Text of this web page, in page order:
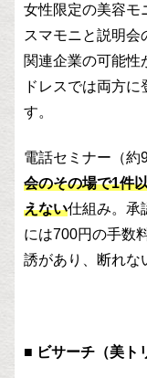
女性限定の美容モ
スマモニと説明会
関連企業の可能性
ドレスでは両方
す。
電話セミナー（約
会のその場で1件
えない仕組み。承
には700円の手数
誘があり、断れな
■ ビサーチ（美ト